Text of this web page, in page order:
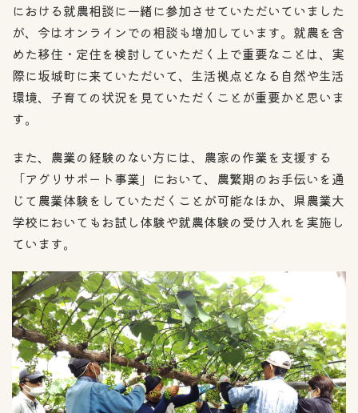
における就農相談に一緒に参加させていただいていました
が、今はオンラインでの相談も増加しています。就農を含
めた移住・定住を検討していただく上で重要なことは、実
際に坂城町に来ていただいて、生活拠点となる自然や生活
環境、子育ての状況を見ていただくことが重要かと思いま
す。
また、農業の経験のない方には、農家の作業を支援する
「アグリサポート事業」において、農繁期のお手伝いを通
じて農業体験をしていただくことが可能なほか、県農業大
学校においてもお試し体験や就農体験の受け入れを実施し
ています。